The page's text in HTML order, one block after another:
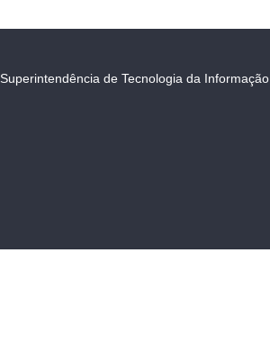
Superintendência de Tecnologia da Informação